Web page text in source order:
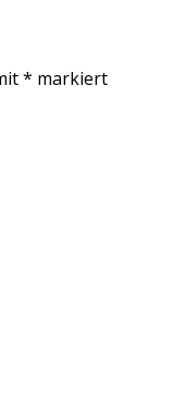
* markiert